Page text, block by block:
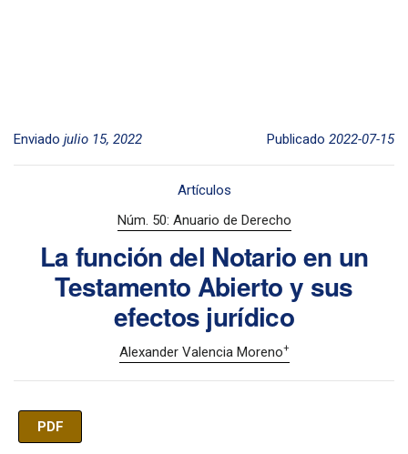
Enviado julio 15, 2022 Publicado 2022-07-15
Artículos
Núm. 50: Anuario de Derecho
La función del Notario en un
Testamento Abierto y sus
efectos jurídico
Alexander Valencia Moreno+
PDF